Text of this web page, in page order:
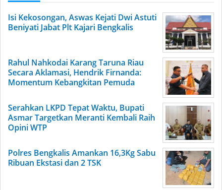
Isi Kekosongan, Aswas Kejati Dwi Astuti
Beniyati Jabat Plt Kajari Bengkalis
Rahul Nahkodai Karang Taruna Riau
Secara Aklamasi, Hendrik Firnanda:
Momentum Kebangkitan Pemuda
Serahkan LKPD Tepat Waktu, Bupati
Asmar Targetkan Meranti Kembali Raih
Opini WTP
Polres Bengkalis Amankan 16,3Kg Sabu
Ribuan Ekstasi dan 2 TSK